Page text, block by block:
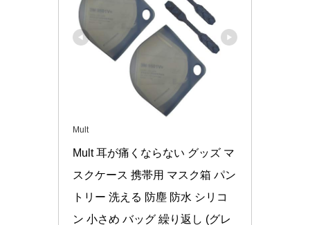
Mult
Mult 耳が痛くならない グッズ マ
スクケース 携帯用 マスク箱 パン
トリー 洗える 防塵 防水 シリコ
ン 小さめ バッグ 繰り返し (グレ